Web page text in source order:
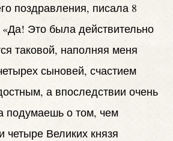
поздравления, писала 8
Это была действительно
таковой, наполняя меня
сыновей, счастием
а впоследствии очень
подумаешь о том, чем
четыре Великих князя